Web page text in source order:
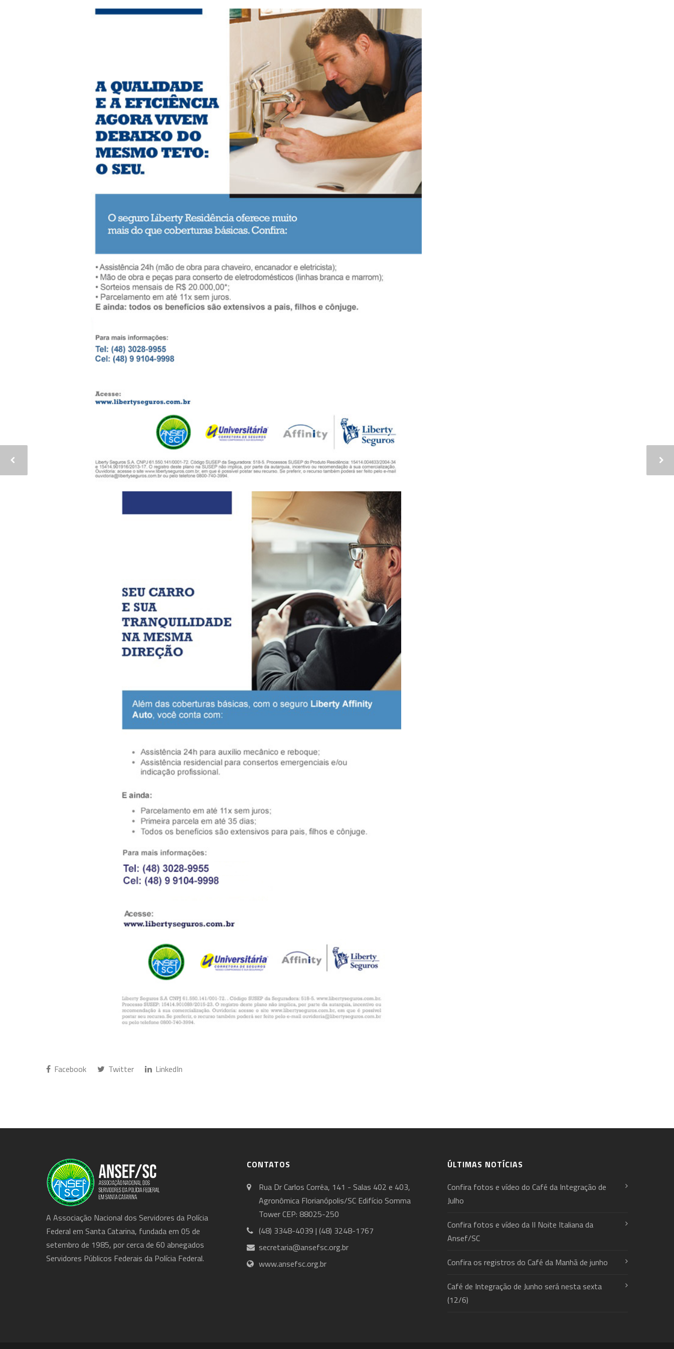
Facebook Twitter LinkedIn
A Associação Nacional dos Servidores da Polícia
Federal em Santa Catarina, fundada em 05 de
setembro de 1985, por cerca de 60 abnegados
Servidores Públicos Federais da Polícia Federal.
CONTATOS
Rua Dr Carlos Corrêa, 141 - Salas 402 e 403,
Agronômica Florianópolis/SC Edifício Somma
Tower CEP: 88025-250
(48) 3348-4039 | (48) 3248-1767
secretaria@ansefsc.org.br
www.ansefsc.org.br
ÚLTIMAS NOTÍCIAS
Confira fotos e vídeo do Café da Integração de
Julho
Confira fotos e vídeo da II Noite Italiana da
Ansef/SC
Confira os registros do Café da Manhã de junho
Café de Integração de Junho será nesta sexta
(12/6)